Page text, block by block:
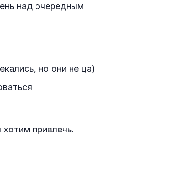
над очередным
но они не ца)
привлечь.